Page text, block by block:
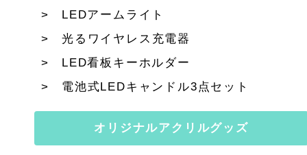
LEDアームライト
光るワイヤレス充電器
LED看板キーホルダー
電池式LEDキャンドル3点セット
オリジナルアクリルグッズ